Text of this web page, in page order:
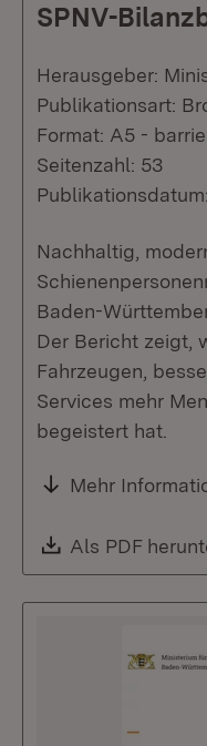
SPNV-
Herausgeber:
Publikationsart:
Format: A5 -
Seitenzahl: 53
Nachhaltig,
Baden-
Der Bericht zeigt,
Fahrzeugen,
Services mehr
begeistert hat.
Mehr
Download:
Als PDF